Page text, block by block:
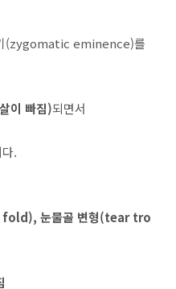
(zygomatic eminence)를
이 빠짐)되면서
.
눈물골 변형(tear tro